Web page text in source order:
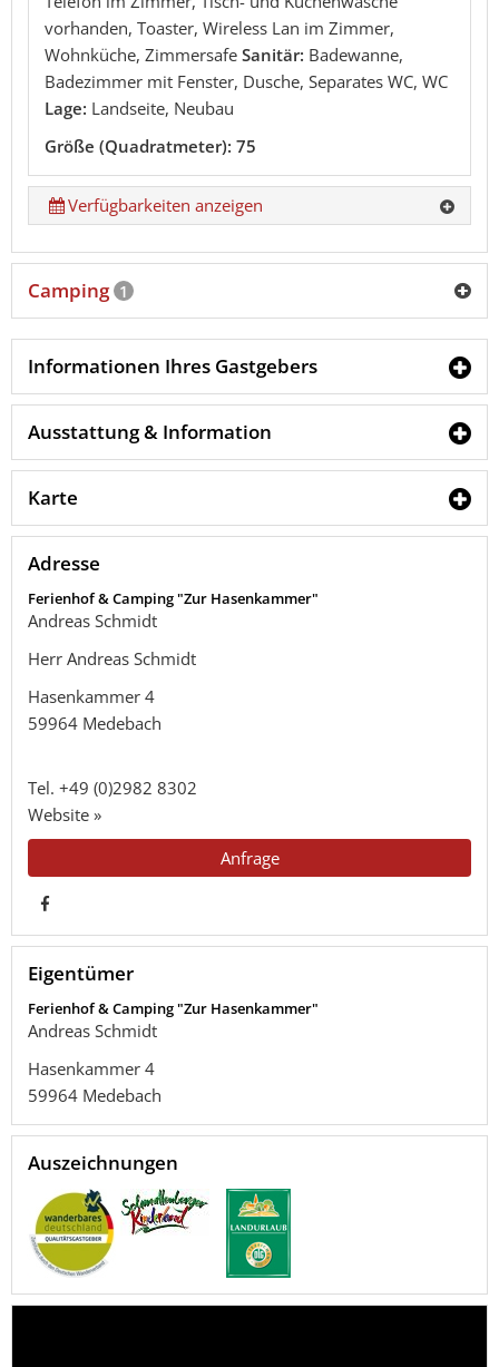
vorhanden, Toaster, Wireless Lan im Zimmer,
Wohnküche, Zimmersafe Sanitär: Badewanne,
Badezimmer mit Fenster, Dusche, Separates WC, WC
Lage: Landseite, Neubau
Größe (Quadratmeter): 75
Verfügbarkeiten anzeigen
Camping 1
Informationen Ihres Gastgebers
Ausstattung & Information
Karte
Adresse
Ferienhof & Camping "Zur Hasenkammer"
Andreas Schmidt
Herr Andreas Schmidt
Hasenkammer 4
59964 Medebach
Tel. +49 (0)2982 8302
Website »
Anfrage
Eigentümer
Ferienhof & Camping "Zur Hasenkammer"
Andreas Schmidt
Hasenkammer 4
59964 Medebach
Auszeichnungen